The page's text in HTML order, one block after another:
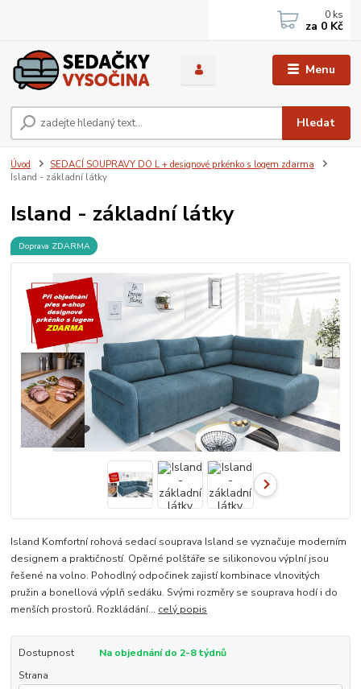
Menu
Hledat
0 ks
za 0 Kč
Úvod
SEDACÍ SOUPRAVY DO L + designové prkénko s logem zdarma
Island - základní látky
Island - základní látky
Doprava ZDARMA
Island Komfortní rohová sedací souprava Island se vyznačuje moderním
designem a praktičností. Opěrné polštáře se silikonovou výplní jsou
řešené na volno. Pohodlný odpočinek zajistí kombinace vlnovitých
pružin a bonellová výplň sedáku. Svými rozměry se souprava hodí i do
menších prostorů. Rozkládání... celý popis
Dostupnost
Na objednání do 2-8 týdnů
Strana